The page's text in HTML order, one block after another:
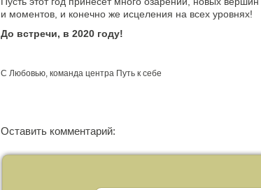
и моментов, и конечно же исцеления на всех уровнях!
До встречи, в 2020 году!
С Любовью, команда центра Путь к себе
Оставить комментарий: